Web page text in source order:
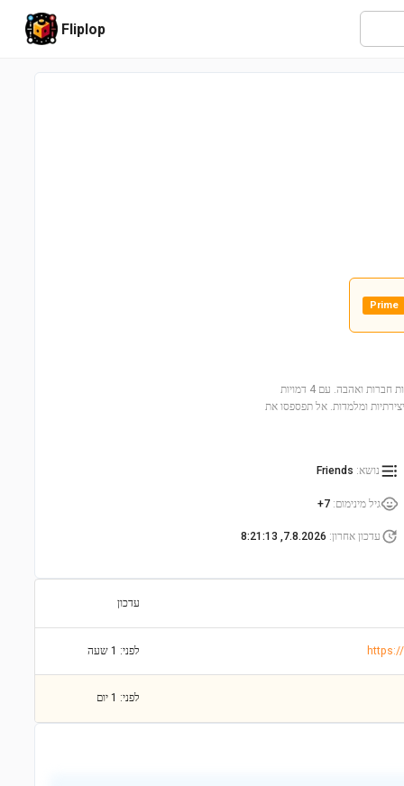
Fliplop
Prime
ברוכים הבאים לבית הסתיו (41730)! הצטרפו לאוטום ולחבריה ליאו ואליה בחוויות מלאות חברות ואהבה. עם 4 דמויות
ומלמדות. אל תפספסו את
נושא:
Friends
גיל מינימום:
7+
עדכון אחרון:
7.8.2026, 8:21:13
עדכון
לפני: 1 שעה
לפני: 1 יום